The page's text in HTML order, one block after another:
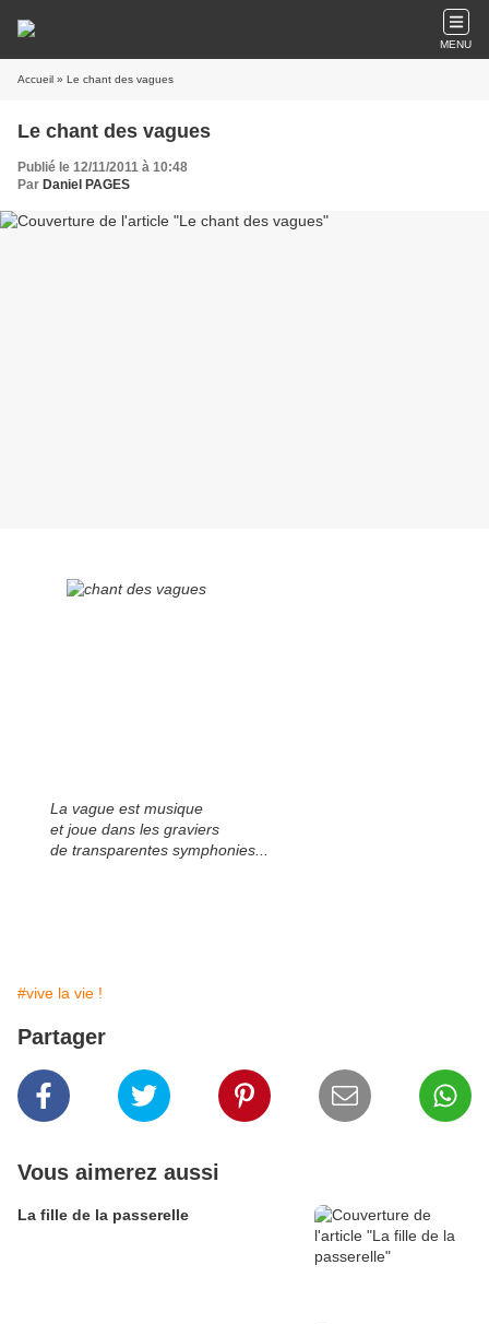
MENU
Accueil » Le chant des vagues
Le chant des vagues
Publié le 12/11/2011 à 10:48
Par Daniel PAGES
La vague est musique
et joue dans les graviers
de transparentes symphonies...
#vive la vie !
Partager
Vous aimerez aussi
La fille de la passerelle